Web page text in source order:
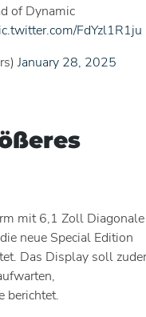
of Dynamic
FdYzl1R1ju
January 28, 2025
mit 6,1 Zoll
neue Special Edition
Das Display soll
berichtet.